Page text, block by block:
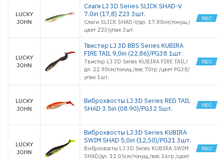
LUCKY
JOHN
Слаги LJ 3D Series SLICK SHAD-V
7.0in (17,8) Z23 3шт.
Слаги SLICK SHAD-V/дл. 17.80см/тонущ./
цвет Z23/упак 3шт.
LUCKY
JOHN
Твистер LJ 3D BBS Series KUBIRA
FIRE TAIL 9,0in (22,86)/PG38 1шт.
Твистор LJ 3D Series KUBIRA FIRE TAIL/
дл. 22.90см/тонущ./вес 70гр./цвет PG38/
упак 1шт.
LUCKY
JOHN
Виброхвосты LJ 3D Series RED TAIL
SHAD 3.5in (08.90)/PG32 5шт.
LUCKY
JOHN
Виброхвосты LJ 3D Series KUBIRA
SWIM SHAD 5,0in (12,50)/PG21 3шт.
Виброхвосты LJ 3D Series KUBIRA SWIM
SHAD/дл. 12.05см/тонущ./вес 16гр./цвет